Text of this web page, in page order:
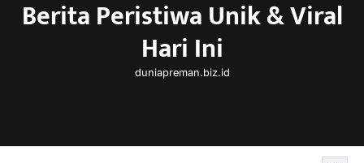
SkipBerita Peristiwa Unik & Viral
Hari Ini
duniapreman.biz.id